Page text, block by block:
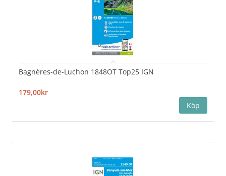
Bagnères-de-Luchon 1848OT Top25 IGN
179,00kr